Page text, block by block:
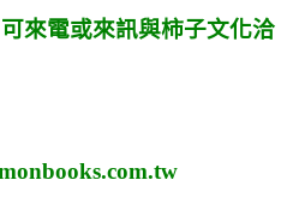
來電或來訊與柿子文化洽